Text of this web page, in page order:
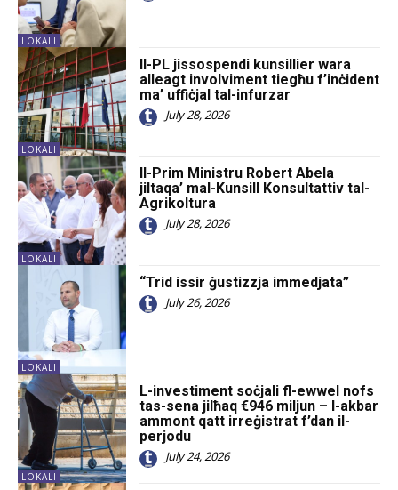
LOKALI
LOKALI
Il-PL jissospendi kunsillier wara
alleagt involviment tiegħu f’inċident
ma’ uffiċjal tal-infurzar
July 28, 2026
LOKALI
Il-Prim Ministru Robert Abela
jiltaqa’ mal-Kunsill Konsultattiv tal-
Agrikoltura
July 28, 2026
LOKALI
“Trid issir ġustizzja immedjata”
July 26, 2026
LOKALI
L-investiment soċjali fl-ewwel nofs
tas-sena jilħaq €946 miljun – l-akbar
ammont qatt irreġistrat f’dan il-
perjodu
July 24, 2026